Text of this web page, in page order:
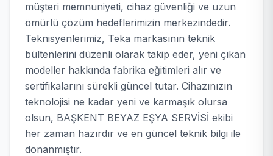
müşteri memnuniyeti, cihaz güvenliği ve uzun
ömürlü çözüm hedeflerimizin merkezindedir.
Teknisyenlerimiz, Teka markasının teknik
bültenlerini düzenli olarak takip eder, yeni çıkan
modeller hakkında fabrika eğitimleri alır ve
sertifikalarını sürekli güncel tutar. Cihazınızın
teknolojisi ne kadar yeni ve karmaşık olursa
olsun, BAŞKENT BEYAZ EŞYA SERVİSİ ekibi
her zaman hazırdır ve en güncel teknik bilgi ile
donanmıştır.